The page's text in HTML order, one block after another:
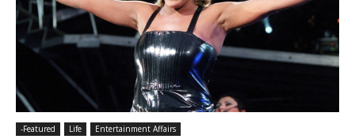
-Featured Life Entertainment Affairs